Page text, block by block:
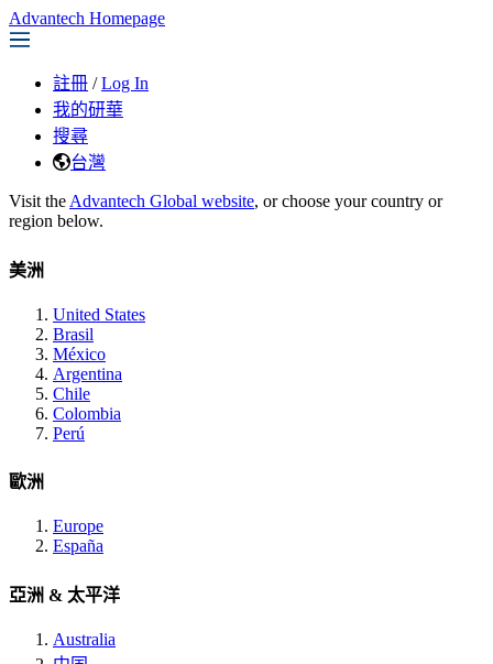
Advantech Homepage
註冊 / Log In
我的研華
搜尋
台灣
Visit the Advantech Global website, or choose your country or
region below.
美洲
United States
Brasil
México
Argentina
Chile
Colombia
Perú
歐洲
Europe
España
亞洲 & 太平洋
Australia